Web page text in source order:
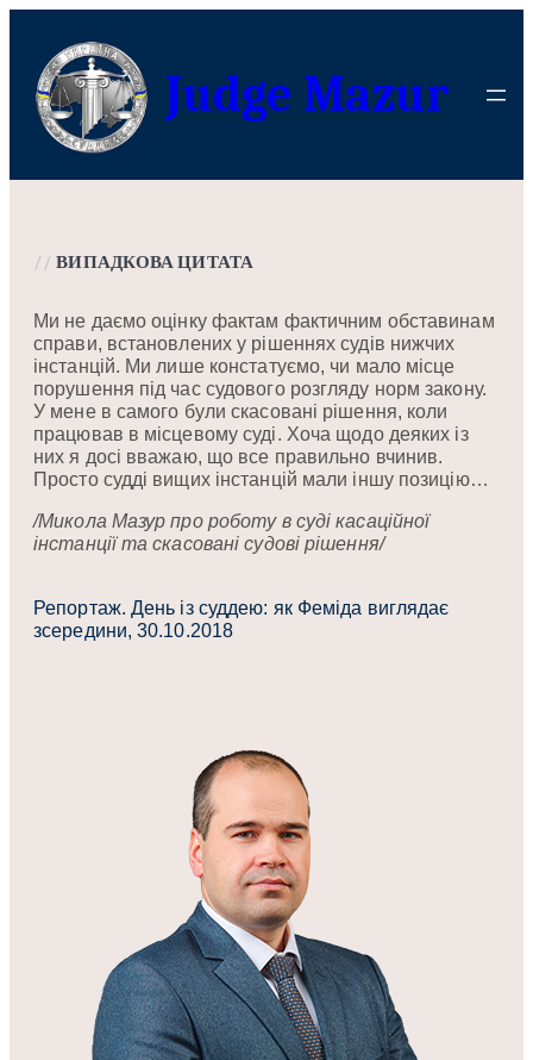
вмісту
Judge Mazur
// ВИПАДКОВА ЦИТАТА
Ми не даємо оцінку фактам фактичним обставинам
справи, встановлених у рішеннях судів нижчих
інстанцій. Ми лише констатуємо, чи мало місце
порушення під час судового розгляду норм закону.
У мене в самого були скасовані рішення, коли
працював в місцевому суді. Хоча щодо деяких із
них я досі вважаю, що все правильно вчинив.
Просто судді вищих інстанцій мали іншу позицію…
/Микола Мазур про роботу в суді касаційної
інстанції та скасовані судові рішення/
Репортаж. День із суддею: як Феміда виглядає
зсередини, 30.10.2018